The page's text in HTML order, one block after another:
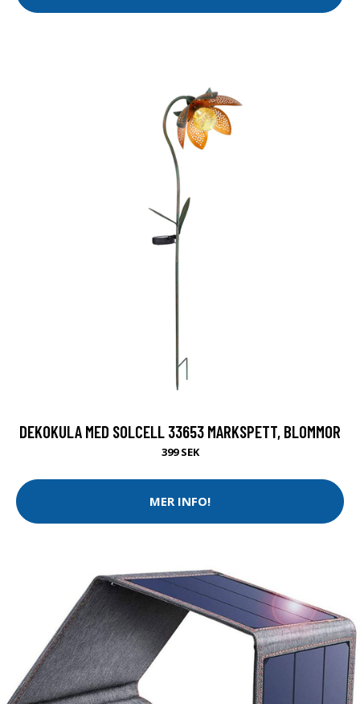
DEKOKULA MED SOLCELL 33653 MARKSPETT, BLOMMOR
399 SEK
MER INFO!